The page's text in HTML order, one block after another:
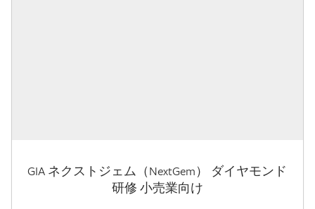
GIA ネクストジェム（NextGem） ダイヤモンド
研修 小売業向け